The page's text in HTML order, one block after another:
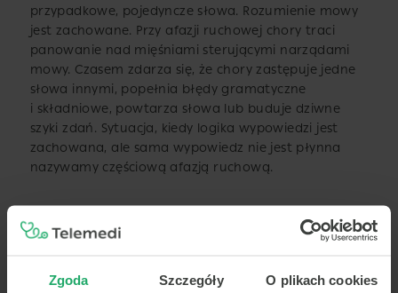
Zgoda Szczegóły O plikach cookies
przypadkowe, pojedyncze słowa. Rozumienie mowy
jest zachowane. Przy afazji ruchowej chory traci
panowanie nad mięśniami sterującymi narządami
mowy. Czasem zdarza się, że chory zastępuje jedne
słowa innymi, popełnia błędy gramatyczne
i składniowe, powtarza słowa lub buduje dziwne
szyki zdań. Sytuacja, kiedy logika wypowiedzi jest
zachowana, ale sama wypowiedz nie jest płynna
nazywamy częściową afazją ruchową.
Afazja czuciowa (afazja Wernickiego).
chory nie rozumie mowy – zadawanych pytań,